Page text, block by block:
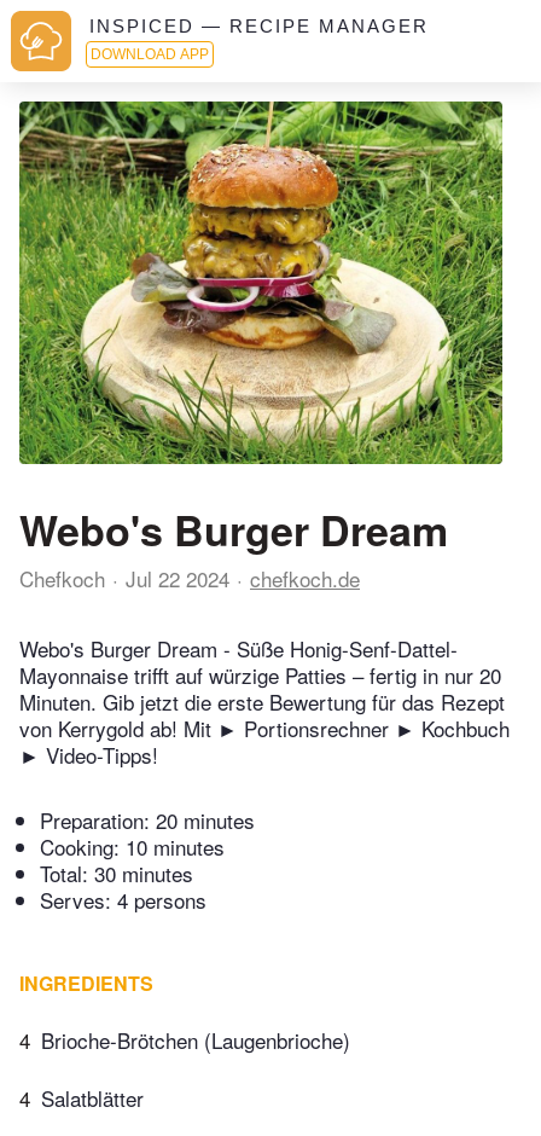
INSPICED — RECIPE MANAGER
DOWNLOAD APP
Webo's Burger Dream
Chefkoch Jul 22 2024 chefkoch.de
Webo's Burger Dream - Süße Honig-Senf-Dattel-
Mayonnaise trifft auf würzige Patties – fertig in nur 20
Minuten. Gib jetzt die erste Bewertung für das Rezept
von Kerrygold ab! Mit ► Portionsrechner ► Kochbuch
► Video-Tipps!
Preparation: 20 minutes
Cooking: 10 minutes
Total: 30 minutes
Serves: 4 persons
INGREDIENTS
4 Brioche-Brötchen (Laugenbrioche)
4 Salatblätter